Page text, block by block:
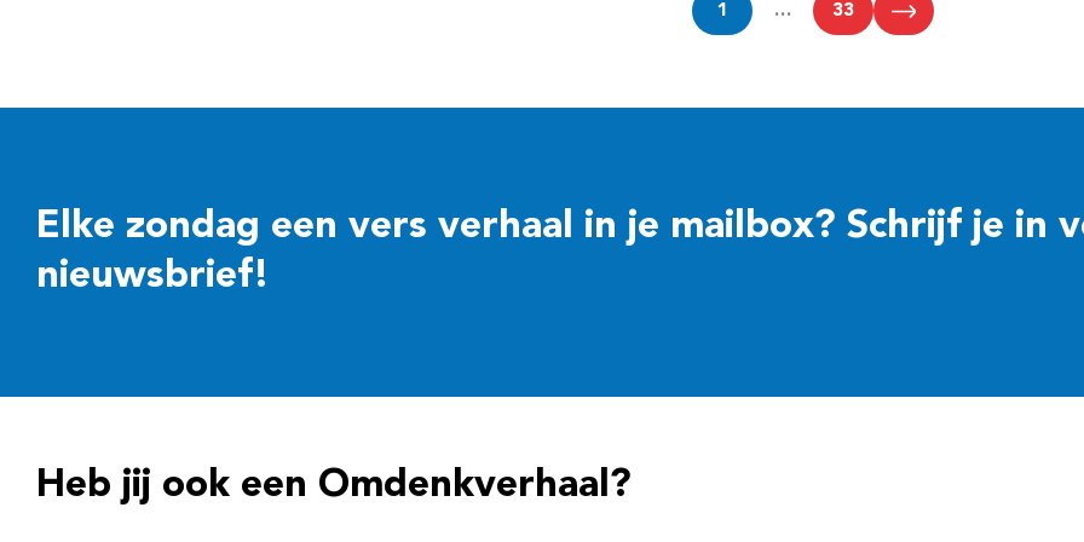
1 … 33
Elke zondag een vers verhaal in je mailbox? Schrijf je in
nieuwsbrief!
Heb jij ook een Omdenkverhaal?